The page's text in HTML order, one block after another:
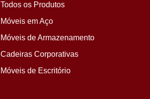
Todos os Produtos
Móveis em Aço
Móveis de Armazenamento
Cadeiras Corporativas
Móveis de Escritório